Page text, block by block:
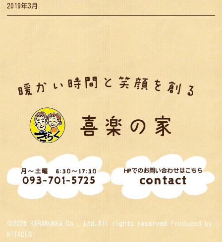
2019年3月
月～土曜 8:30～17:30
093-701-5725
HPでのお問い合わせはこちら
contact
©2026 KIRAKUKEA Co., Ltd.All rights reserved
Produced by
KITADESI